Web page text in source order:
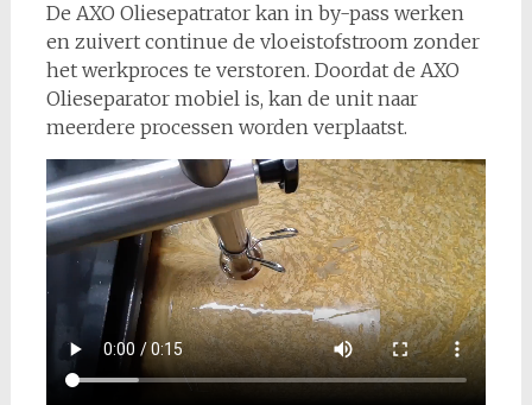
De AXO Oliesepatrator kan in by-pass werken
en zuivert continue de vloeistofstroom zonder
het werkproces te verstoren. Doordat de AXO
Olieseparator mobiel is, kan de unit naar
meerdere processen worden verplaatst.